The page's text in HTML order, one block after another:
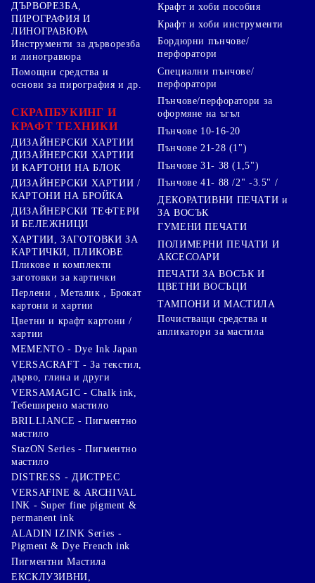
ДЪРВОРЕЗБА,
ПИРОГРАФИЯ И
ЛИНОГРАВЮРА
Инструменти за дърворезба
и линогравюра
Помощни средства и
основи за пирография и др.
СКРАПБУКИНГ И
КРАФТ ТЕХНИКИ
ДИЗАЙНЕРСКИ ХАРТИИ
ДИЗАЙНЕРСКИ ХАРТИИ
И КАРТОНИ НА БЛОК
ДИЗАЙНЕРСКИ ХАРТИИ /
КАРТОНИ НА БРОЙКА
ДИЗАЙНЕРСКИ ТЕФТЕРИ
И БЕЛЕЖНИЦИ
ХАРТИИ, ЗАГОТОВКИ ЗА
КАРТИЧКИ, ПЛИКОВЕ
Пликове и комплекти
заготовки за картички
Перлени , Металик , Брокат
картони и хартии
Цветни и крафт картони /
хартии
Крафт и хоби пособия
Крафт и хоби инструменти
Бордюрни пънчове/
перфоратори
Специални пънчове/
перфоратори
Пънчове/перфоратори за
оформяне на ъгъл
Пънчове 10-16-20
Пънчове 21-28 (1")
Пънчове 31- 38 (1,5")
Пънчове 41- 88 /2" -3.5" /
ДЕКОРАТИВНИ ПЕЧАТИ и
ЗА ВОСЪК
ГУМЕНИ ПЕЧАТИ
ПОЛИМЕРНИ ПЕЧАТИ И
АКСЕСОАРИ
ПЕЧАТИ ЗА ВОСЪК И
ЦВЕТНИ ВОСЪЦИ
ТАМПОНИ И МАСТИЛА
Почистващи средства и
апликатори за мастила
MEMENTO - Dye Ink Japan
VERSACRAFT - За текстил,
дърво, глина и други
VERSAMAGIC - Chalk ink,
Тебеширено мастило
BRILLIANCE - Пигментно
мастило
StazON Series - Пигментно
мастило
DISTRESS - ДИСТРЕС
VERSAFINE & ARCHIVAL
INK - Super fine pigment &
permanent ink
ALADIN IZINK Series -
Pigment & Dye French ink
Пигментни Мастила
ЕКСКЛУЗИВНИ,